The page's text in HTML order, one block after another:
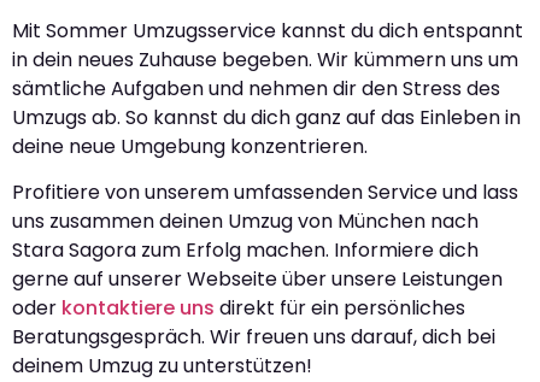
Mit Sommer Umzugsservice kannst du dich entspannt
in dein neues Zuhause begeben. Wir kümmern uns um
sämtliche Aufgaben und nehmen dir den Stress des
Umzugs ab. So kannst du dich ganz auf das Einleben in
deine neue Umgebung konzentrieren.
Profitiere von unserem umfassenden Service und lass
uns zusammen deinen Umzug von München nach
Stara Sagora zum Erfolg machen. Informiere dich
gerne auf unserer Webseite über unsere Leistungen
oder kontaktiere uns direkt für ein persönliches
Beratungsgespräch. Wir freuen uns darauf, dich bei
deinem Umzug zu unterstützen!